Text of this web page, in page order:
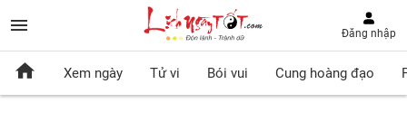
Đăng nhập
Xem ngày Tử vi Bói vui Cung hoàng đạo